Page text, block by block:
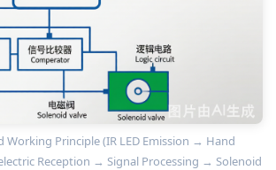
Working Principle (IR LED Emission → Hand
Reception → Signal Processing → Solenoid